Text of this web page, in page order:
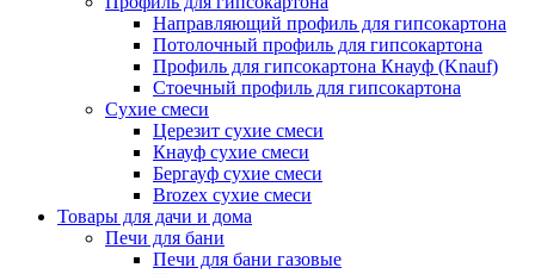
Направляющий профиль для гипсокартона
Потолочный профиль для гипсокартона
Профиль для гипсокартона Кнауф (Knauf)
Стоечный профиль для гипсокартона
Сухие смеси
Церезит сухие смеси
Кнауф сухие смеси
Бергауф сухие смеси
Brozex сухие смеси
Товары для дачи и дома
Печи для бани
Печи для бани газовые